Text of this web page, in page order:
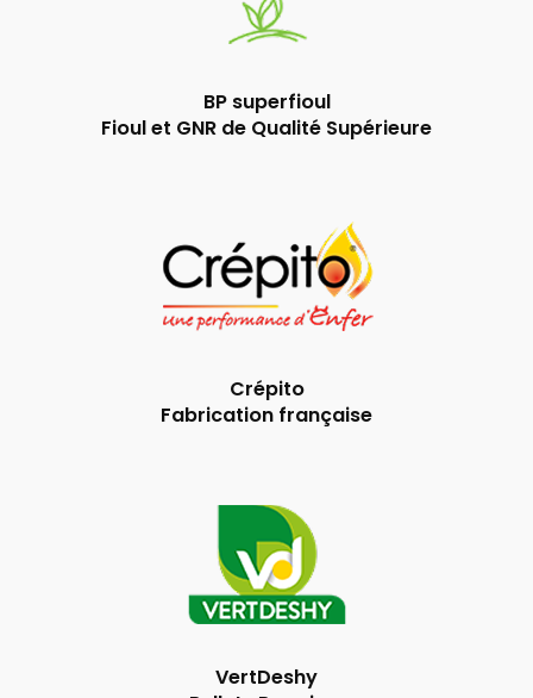
BP superfioul
Fioul et GNR de Qualité Supérieure
Crépito
Fabrication française
VertDeshy